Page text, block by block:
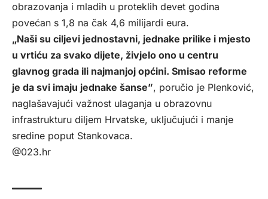
obrazovanja i mladih u proteklih devet godina
povećan s 1,8 na čak 4,6 milijardi eura.
„Naši su ciljevi jednostavni, jednake prilike i mjesto
u vrtiću za svako dijete, živjelo ono u centru
glavnog grada ili najmanjoj općini. Smisao reforme
je da svi imaju jednake šanse”, poručio je Plenković,
naglašavajući važnost ulaganja u obrazovnu
infrastrukturu diljem Hrvatske, uključujući i manje
sredine poput Stankovaca.
@023.hr